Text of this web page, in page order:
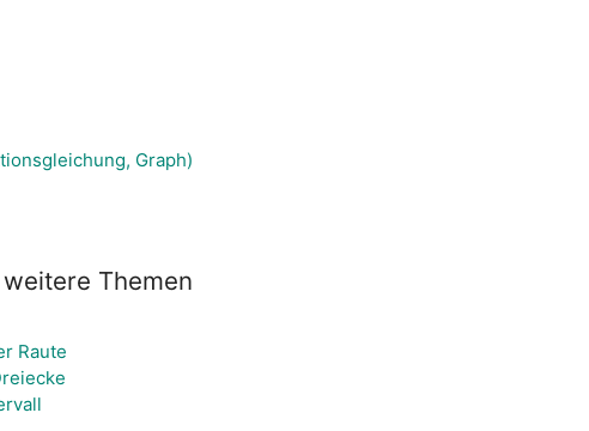
Graph)
Themen
Raute